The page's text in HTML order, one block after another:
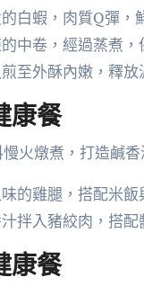
白蝦，肉質Q彈，
中卷，經過蒸煮
至外酥內嫩，釋
康餐
火燉煮，打造鹹
的雞腿，搭配米
拌入豬絞肉，搭
康餐